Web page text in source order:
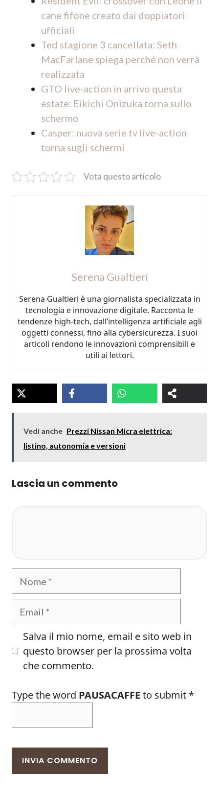
cane fifone creato dai doppiatori
ufficiali
Ted stagione 3 cancellata: Seth
MacFarlane spiega perché non verrà
realizzata
GTO live-action in arrivo questa
estate: Eikichi Onizuka torna sullo
schermo
Casper: nuova serie tv live-action
torna sugli schermi
Vota questo articolo
Serena Gualtieri
Serena Gualtieri è una giornalista specializzata in
tecnologia e innovazione digitale. Racconta le
tendenze high-tech, dall’intelligenza artificiale agli
oggetti connessi, fino alla cybersicurezza. I suoi
articoli rendono le innovazioni comprensibili e
utili ai lettori.
Vedi anche Prezzi Nissan Micra elettrica:
listino, autonomia e versioni
Lascia un commento
Salva il mio nome, email e sito web in
questo browser per la prossima volta
che commento.
Type the word PAUSACAFFE to submit *